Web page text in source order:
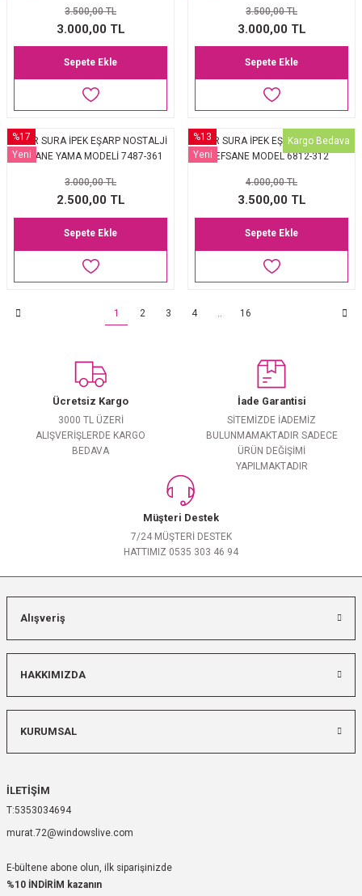
3.500,00 TL
3.000,00 TL
Sepete Ekle
3.500,00 TL
3.000,00 TL
Sepete Ekle
%17
Yeni
AKER SURA İPEK EŞARP NOSTALJİ
EFSANE YAMA MODELİ 7487-361
3.000,00 TL
2.500,00 TL
Sepete Ekle
%13
Yeni
Kargo Bedava
AKER SURA İPEK EŞARP NOSTALJİ
EFSANE MODEL 6812-312
4.000,00 TL
3.500,00 TL
Sepete Ekle
1 2 3 4 .. 16
Ücretsiz Kargo
3000 TL ÜZERİ
ALIŞVERİŞLERDE KARGO
BEDAVA
İade Garantisi
SİTEMİZDE İADEMİZ
BULUNMAMAKTADIR SADECE
ÜRÜN DEĞİŞİMİ
YAPILMAKTADIR
Müşteri Destek
7/24 MÜŞTERİ DESTEK
HATTIMIZ 0535 303 46 94
Alışveriş
HAKKIMIZDA
KURUMSAL
İLETİŞİM
5353034694
murat.72@windowslive.com
E-bültene abone olun, ilk siparişinizde
%10 İNDİRİM kazanın